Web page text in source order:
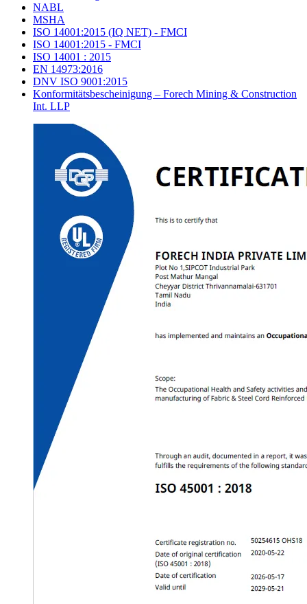
NABL
MSHA
ISO 14001:2015 (IQ NET) - FMCI
ISO 14001:2015 - FMCI
ISO 14001 : 2015
EN 14973:2016
DNV ISO 9001:2015
Konformitätsbescheinigung – Forech Mining & Construction
Int. LLP